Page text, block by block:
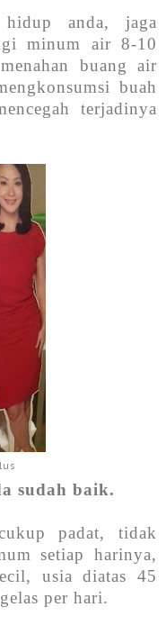
hidup anda, jaga
minum air 8-10
buang air
buah
terjadinya
sudah baik.
padat, tidak
setiap harinya,
usia diatas 45
per hari.